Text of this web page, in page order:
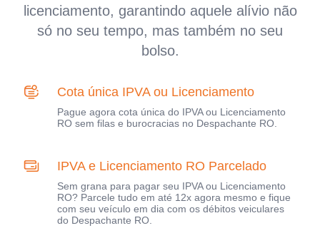
licenciamento, garantindo aquele alívio não
só no seu tempo, mas também no seu
bolso.
Cota única IPVA ou Licenciamento
Pague agora cota única do IPVA ou Licenciamento
RO sem filas e burocracias no Despachante RO.
IPVA e Licenciamento RO Parcelado
Sem grana para pagar seu IPVA ou Licenciamento
RO? Parcele tudo em até 12x agora mesmo e fique
com seu veículo em dia com os débitos veiculares
do Despachante RO.